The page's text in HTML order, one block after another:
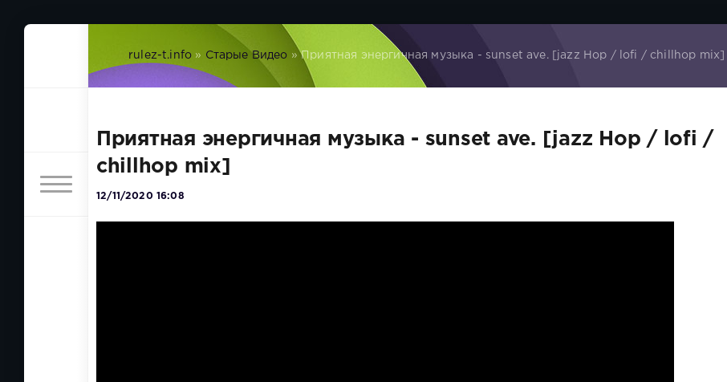
rulez-t.info » Старые Видео » Приятная энергичная музыка - sunset ave. [jazz Hop / lofi / chillhop mix]
Приятная энергичная музыка - sunset ave. [jazz Hop / lofi /
chillhop mix]
12/11/2020 16:08